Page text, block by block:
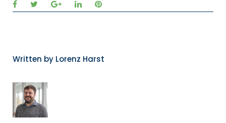
Facebook
TwitterGoogle+
LinkedInPinterest
Written by Lorenz Harst